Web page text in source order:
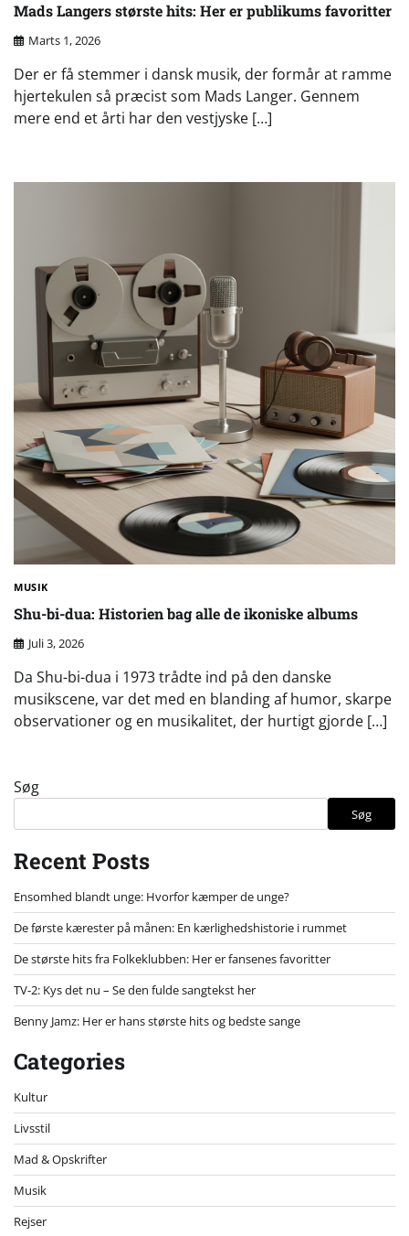
Mads Langers største hits: Her er publikums favoritter
Marts 1, 2026
Der er få stemmer i dansk musik, der formår at ramme
hjertekulen så præcist som Mads Langer. Gennem
mere end et årti har den vestjyske […]
MUSIK
Shu-bi-dua: Historien bag alle de ikoniske albums
Juli 3, 2026
Da Shu-bi-dua i 1973 trådte ind på den danske
musikscene, var det med en blanding af humor, skarpe
observationer og en musikalitet, der hurtigt gjorde […]
Søg
Søg
Recent Posts
Ensomhed blandt unge: Hvorfor kæmper de unge?
De første kærester på månen: En kærlighedshistorie i rummet
De største hits fra Folkeklubben: Her er fansenes favoritter
TV-2: Kys det nu – Se den fulde sangtekst her
Benny Jamz: Her er hans største hits og bedste sange
Categories
Kultur
Livsstil
Mad & Opskrifter
Musik
Rejser